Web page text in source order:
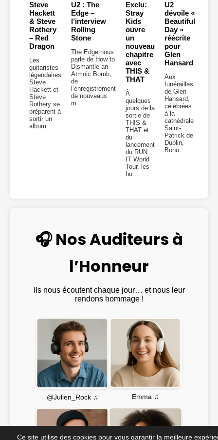
Steve
Hackett
& Steve
Rothery
– Red
Dragon
Les
guitaristes
légendaires
Steve
Hackett et
Steve
Rothery se
préparent à
sortir un
album...
U2 : The
Edge –
l’interview
Rolling
Stone
The Edge nous
parle de How to
Dismantle an
Atmoic Bomb,
de
l’enregistrement
de nouveaux
m...
Exclu:
Stray
Kids
ouvre
un
nouveau
chapitre
avec
THIS &
THAT
À
quelques
jours de la
sortie de
THIS &
THAT et
du
lancement
du RUN
IT World
Tour, les
hu...
U2
dévoile «
Beautiful
Day »
réécrite
pour
Glen
Hansard
Aux
funérailles
de Glen
Hansard,
célébrées
à la
cathédrale
Saint-
Patrick de
Dublin,
Bono ...
🎧 Nos Auditeurs à
l’Honneur
Ils nous écoutent chaque jour… et nous leur
rendons hommage !
@Julien_Rock ♫ Emma ♫
Ce site utilise des cookies pour vous garantir la meilleure